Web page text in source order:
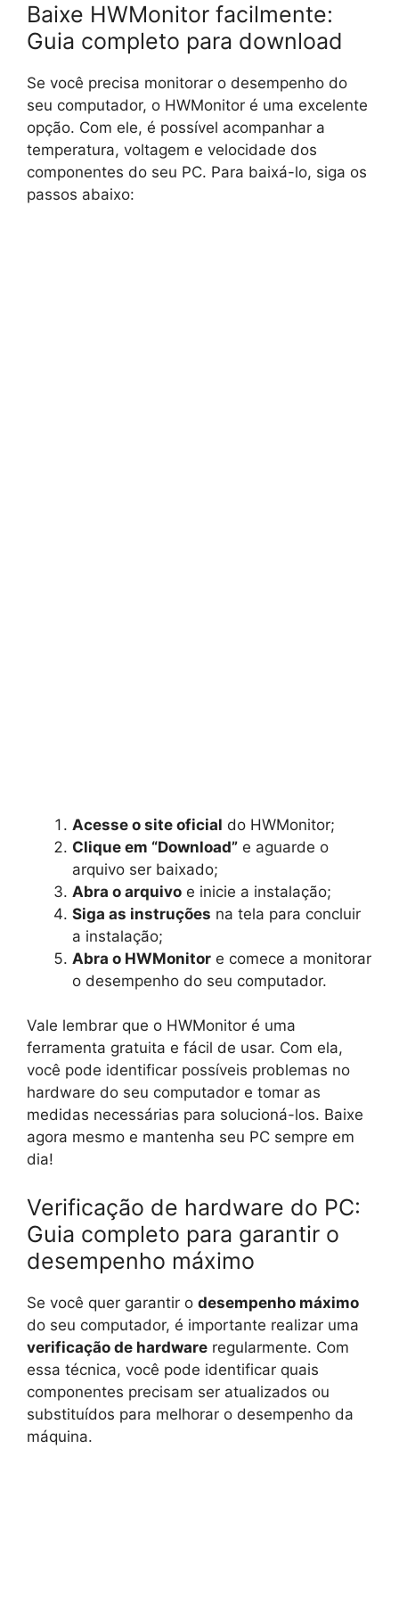
Baixe HWMonitor facilmente:
Guia completo para download
Se você precisa monitorar o desempenho do
seu computador, o HWMonitor é uma excelente
opção. Com ele, é possível acompanhar a
temperatura, voltagem e velocidade dos
componentes do seu PC. Para baixá-lo, siga os
passos abaixo:
Acesse o site oficial do HWMonitor;
Clique em “Download” e aguarde o
arquivo ser baixado;
Abra o arquivo e inicie a instalação;
Siga as instruções na tela para concluir
a instalação;
Abra o HWMonitor e comece a monitorar
o desempenho do seu computador.
Vale lembrar que o HWMonitor é uma
ferramenta gratuita e fácil de usar. Com ela,
você pode identificar possíveis problemas no
hardware do seu computador e tomar as
medidas necessárias para solucioná-los. Baixe
agora mesmo e mantenha seu PC sempre em
dia!
Verificação de hardware do PC:
Guia completo para garantir o
desempenho máximo
Se você quer garantir o desempenho máximo
do seu computador, é importante realizar uma
verificação de hardware regularmente. Com
essa técnica, você pode identificar quais
componentes precisam ser atualizados ou
substituídos para melhorar o desempenho da
máquina.